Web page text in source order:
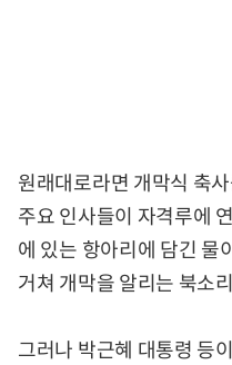
원래대로라면 개막식 축
주요 인사들이 자격루에
에 있는 항아리에 담긴 물
거쳐 개막을 알리는 북소
그러나 박근혜 대통령 등